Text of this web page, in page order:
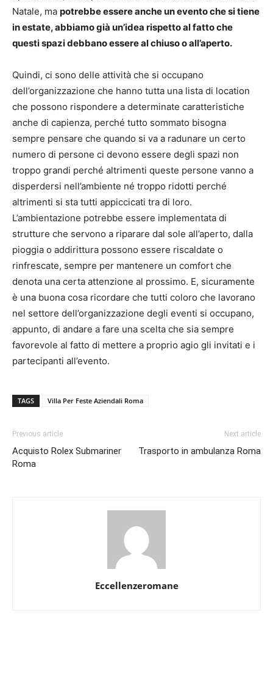
Natale, ma potrebbe essere anche un evento che si tiene
in estate, abbiamo già un’idea rispetto al fatto che
questi spazi debbano essere al chiuso o all’aperto.
Quindi, ci sono delle attività che si occupano
dell’organizzazione che hanno tutta una lista di location
che possono rispondere a determinate caratteristiche
anche di capienza, perché tutto sommato bisogna
sempre pensare che quando si va a radunare un certo
numero di persone ci devono essere degli spazi non
troppo grandi perché altrimenti queste persone vanno a
disperdersi nell’ambiente né troppo ridotti perché
altrimenti si sta tutti appiccicati tra di loro.
L’ambientazione potrebbe essere implementata di
strutture che servono a riparare dal sole all’aperto, dalla
pioggia o addirittura possono essere riscaldate o
rinfrescate, sempre per mantenere un comfort che
denota una certa attenzione al prossimo. E, sicuramente
è una buona cosa ricordare che tutti coloro che lavorano
nel settore dell’organizzazione degli eventi si occupano,
appunto, di andare a fare una scelta che sia sempre
favorevole al fatto di mettere a proprio agio gli invitati e i
partecipanti all’evento.
TAGS Villa Per Feste Aziendali Roma
Previous article
Acquisto Rolex Submariner
Roma
Next article
Trasporto in ambulanza Roma
Eccellenzeromane